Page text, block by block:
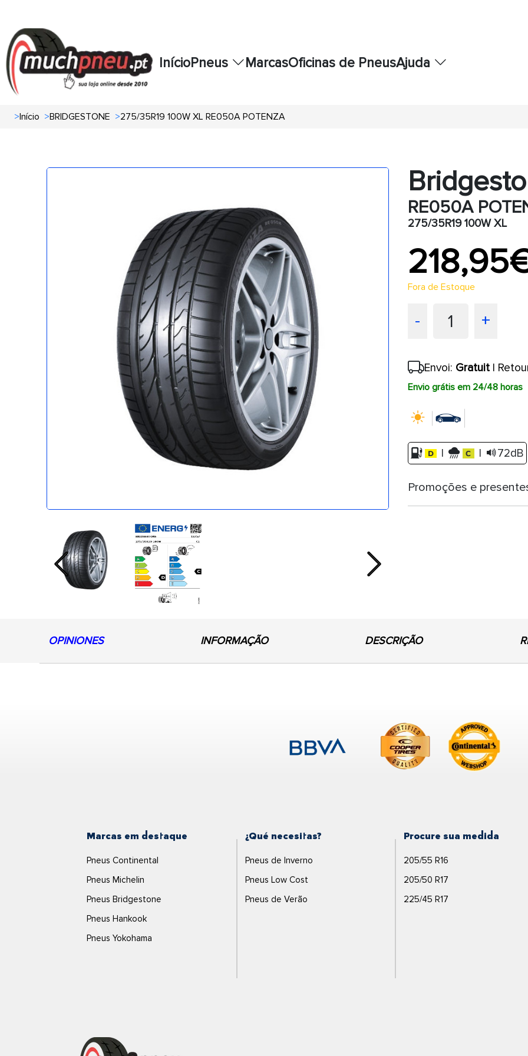
InícioPneus MarcasOficinas de PneusAjuda
>Início >BRIDGESTONE >275/35R19 100W XL RE050A POTENZA
Previous Next
RE050A
275/35R19 100W XL
Fora de Estoque
- 1 +
Envoi: Gratuit|
Envio grátis em 24/48 horas
| | 72dB
Promoções e
OPINIONES INFORMAÇÃO DESCRIÇÃO
Marcas em destaque
Pneus Continental
Pneus Michelin
Pneus Bridgestone
Pneus Hankook
Pneus Yokohama
¿Qué necesitas?
Pneus de Inverno
Pneus Low Cost
Pneus de Verão
Procure sua medida
205/55 R16
205/50 R17
225/45 R17